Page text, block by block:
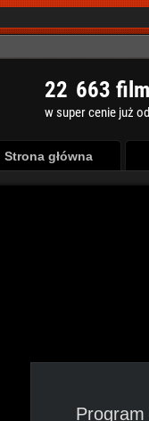
22 663
w super cenie już
Strona główna